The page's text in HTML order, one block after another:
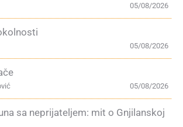
05/08/2026
05/08/2026
05/08/2026
sa neprijateljem: mit o Gnjilanskoj